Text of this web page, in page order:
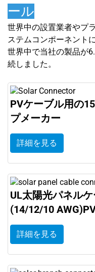
ール
世界中の設置業者やプ
ステムコンポーネント
世界中で当社の製品が
続しました。
PVケーブル用の
プメーカー
詳細を見る
UL太陽光パネル
(14/12/10
詳細を見る